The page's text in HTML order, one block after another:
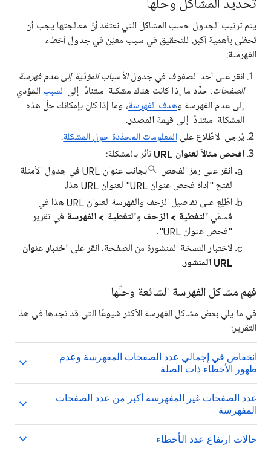
يتم ترتيب الجدول حسب المشاكل التي نعتقد أنّ معالجتها يجب أن
تحظى بأهمية أكبر. للتحقيق في سبب معيّن في جدول أخطاء
الفهرسة:
انقر على أحد الصفوف في جدولالأسباب المؤدّية إلى عدم فهرسة
الصفحات. حدِّد ما إذا كانت هناك مشكلة استنادًا إلى السبب المؤدي
إلى عدم الفهرسة وهدف الفهرسة، وما إذا كان بإمكانك حلّ هذه
المشكلة استنادًا إلى قيمةالمصدر.
يُرجى الاطّلاع علىالمعلومات المحدّدة حول المشكلة.
افحص مثالاً لعنوان URL
تأثّر بالمشكلة:
انقر على رمز الفحص
بجانب عنوان URL في جدول الأمثلة
لفتح "أداة فحص عنوان URL" لعنوان URL هذا.
اطّلِع على تفاصيل الزحف والفهرسة لعنوان URL هذا في
قسمَيالتغطية > الزحف والتغطية > الفهرسة في تقرير
"فحص عنوان URL".
لاختبار النسخة المنشورة من الصفحة، انقر على اختبار عنوان
URL المنشور
.
فهم مشاكل الفهرسة الشائعة وحلّها
في ما يلي بعض مشاكل الفهرسة الأكثر شيوعًا التي قد تجدها في هذا
التقرير:
انخفاض في إجمالي عدد الصفحات المفهرسة وعدم
ظهور الأخطاء ذات الصلة
عدد الصفحات غير المفهرسة أكبر من عدد الصفحات
المفهرسة
حالات ارتفاع عدد الأخطاء